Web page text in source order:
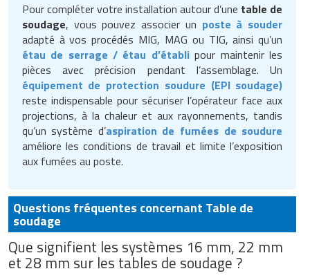
Pour compléter votre installation autour d’une table de
soudage, vous pouvez associer un poste à souder
adapté à vos procédés MIG, MAG ou TIG, ainsi qu’un
étau de serrage / étau d’établipour maintenir les
pièces avec précision pendant l’assemblage. Un
équipement de protection soudure (EPI soudage)
reste indispensable pour sécuriser l’opérateur face aux
projections, à la chaleur et aux rayonnements, tandis
qu’un système d’aspiration de fumées de soudure
améliore les conditions de travail et limite l’exposition
aux fumées au poste.
Questions fréquentes concernant Table de
soudage
Que signifient les systèmes 16 mm, 22 mm
et 28 mm sur les tables de soudage ?